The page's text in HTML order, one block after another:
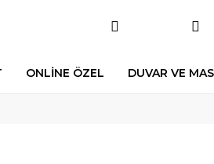
ONLİNE ÖZEL DUVAR VE